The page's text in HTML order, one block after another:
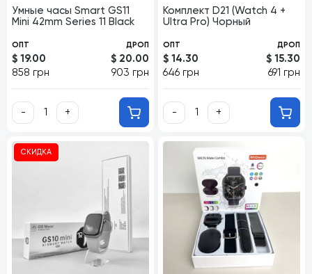
Умные часы Smart GS11
Mini 42mm Series 11 Black
ОПТ
$ 19.00
858 грн
ДРОП
$ 20.00
903 грн
- +
Комплект D21 (Watch 4 +
Ultra Pro) Чорный
ОПТ
$ 14.30
646 грн
ДРОП
$ 15.30
691 грн
- +
СКИДКА